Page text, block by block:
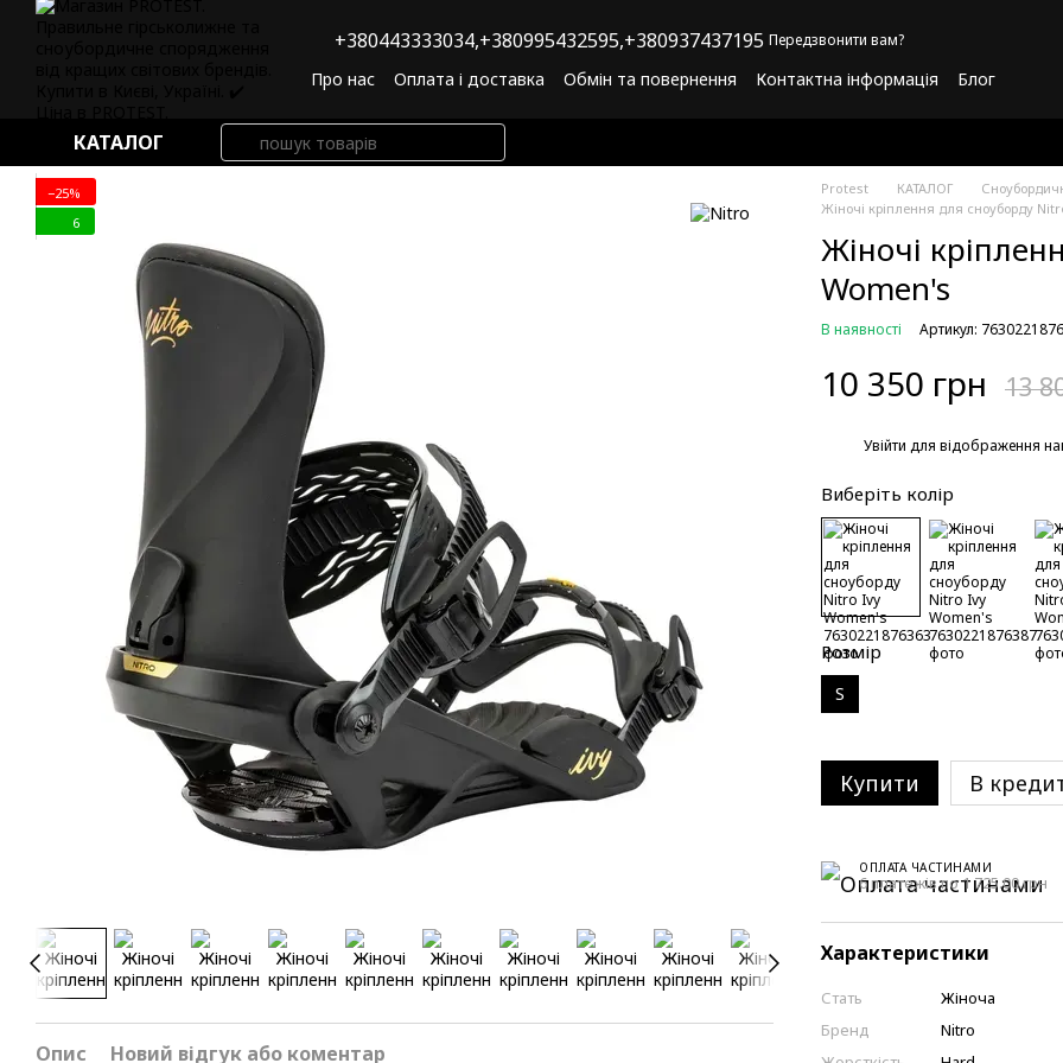
Перейти до основного контенту
+380443333034,+380995432595,+380937437195 Передзвонити вам?
Про нас Оплата і доставка Обмін та повернення Контактна інформація
Блог
КАТАЛОГ
−25%
6
Опис Новий відгук або коментар
Protest КАТАЛОГ
Жіночі кріплення для сноуборду
Жіночі
Women's
В наявності Артикул:
10 350 грн 13
Увійти для відображення
Виберіть колір
Розмір
S
Купити В
ОПЛАТА ЧАСТИНАМИ
6 платежів по 1 725.00 грн
Характеристики
Стать
Жіноча
Бренд
Nitro